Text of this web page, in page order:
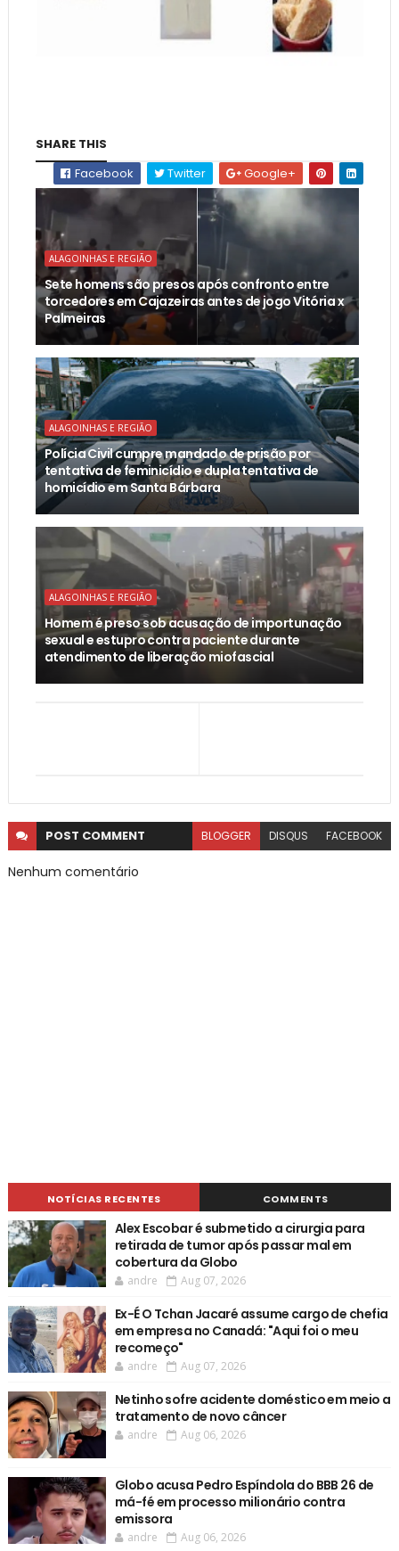
SHARE THIS
Facebook
Twitter Google+
ALAGOINHAS E REGIÃO
Sete homens são presos após confronto entre
torcedores em Cajazeiras antes de jogo Vitória x
Palmeiras
ALAGOINHAS E REGIÃO
Polícia Civil cumpre mandado de prisão por
tentativa de feminicídio e dupla tentativa de
homicídio em Santa Bárbara
ALAGOINHAS E REGIÃO
Homem é preso sob acusação de importunação
sexual e estupro contra paciente durante
atendimento de liberação miofascial
POST COMMENT BLOGGER DISQUS FACEBOOK
Nenhum comentário
NOTÍCIAS RECENTES COMMENTS
Alex Escobar é submetido a cirurgia para
retirada de tumor após passar mal em
cobertura da Globo
andre Aug 07, 2026
Ex-É O Tchan Jacaré assume cargo de chefia
em empresa no Canadá: "Aqui foi o meu
recomeço"
andre Aug 07, 2026
Netinho sofre acidente doméstico em meio a
tratamento de novo câncer
andre Aug 06, 2026
Globo acusa Pedro Espíndola do BBB 26 de
má-fé em processo milionário contra
emissora
andre Aug 06, 2026